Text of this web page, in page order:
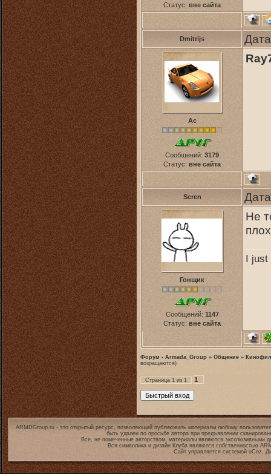
Статус: вне сайта
Dmitrijs
Ас
Сообщений: 3179
Статус: вне сайта
Scren
Гонщик
Сообщений: 1147
Статус: вне сайта
Не
I
Форум - Armada_Group » Общение »
возращаются)
Страница 1 из 1 1
ARMDGroup.ru - это открытый ресурс, позволяющий публиковать материалы любому
быть удален по просьбе автора при предъявлении
Все, не помеченные авторством, материалы являются эксклюзивными
Вся символика и дизайн Клуба являются собственностью
Сайт управляется системой uCoz.